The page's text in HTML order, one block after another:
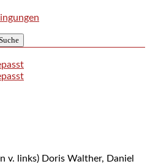
v. links) Doris Walther, Daniel